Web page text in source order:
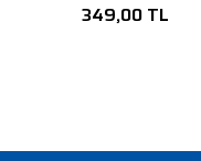
349,00 TL